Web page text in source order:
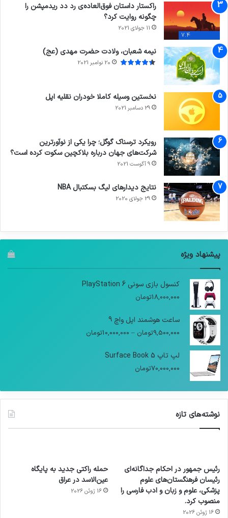
7.4
راکستار داستان فوق‌العاده‌ی رد دد ریدمپشن را
چگونه روایت کرد؟
11 جولای 2021
نیمه شعبان، ولادت حضرت مهدی (عج)
20 نوامبر 2021
نخستین وسیله کاملا خودران نقلیه اپل
29 دسامبر 2021
رویکرد ترسناک گوگل؛ چرا یکی از نوآورترین
شرکت‌های جهان درباره بلاکچین سکوت کرده است؟
9 آگوست 2021
نتایج دیدار‌های لیگ بسکتبال NBA
29 جولای 2020
پیشنهاد ویژه
کنسول بازی سونی PlayStation 6
18,000,000تومان
ساعت هوشمند اپل واچ 9
9,500,000تومان –
10,000,000تومان
لپ تاپ Surface Book 5
70,000,000تومان
نوشته‌های تازه
رئیس جمهور در احکام جداگانه‌ای
رئیسان فرهنگستان‌های علوم
پزشکی، علوم و زبان و ادب فارسی را
منصوب کرد.
16 ژوئن 2026
حمله راکتی جدید به پایگاه
عین‌الاسد در عراق
16 ژوئن 2026